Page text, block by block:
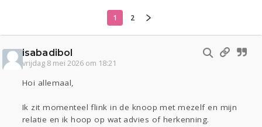
Seks Gezondheid
Coronavirus
Overig
Actueel Oekraïne
Sport
Contact Viva zoekt
Aangeboden
Gevraagd
Horen Doen
1 2
isabadibol
vrijdag 8 mei 2026 om 18:21
Hoi allemaal,
Ik zit momenteel flink in de knoop met mezelf en mijn
relatie en ik hoop op wat advies of herkenning.